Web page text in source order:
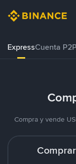
ExpressCuenta P2P
Compra y vende
Comprar